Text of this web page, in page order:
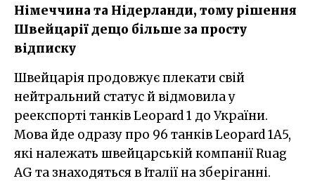
Німеччина та Нідерланди, тому рішення
Швейцарії дещо більше за просту
відписку
Швейцарія продовжує плекати свій
нейтральний статус й відмовила у
реекспорті танків Leopard 1 до України.
Мова йде одразу про 96 танків Leopard 1A5,
які належать швейцарській компанії Ruag
AG та знаходяться в Італії на зберіганні.